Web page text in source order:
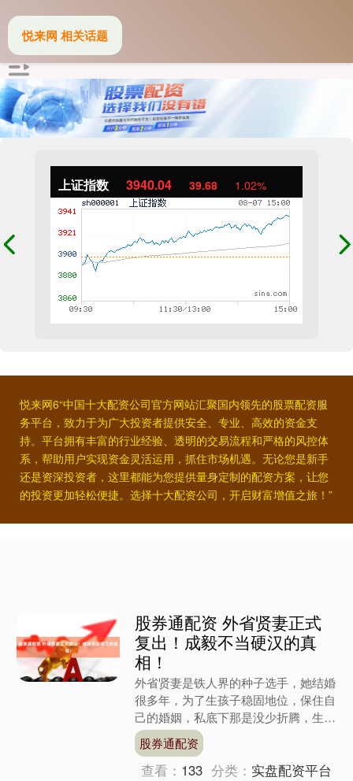
上证指数 3940.04 39.68 1.02%
悦来网6“中国十大配资公司官方网站汇聚国内领先的股票配资服
务平台，致力于为广大投资者提供安全、专业、高效的资金支
持。平台拥有丰富的行业经验、透明的交易流程和严格的风控体
系，帮助用户实现资金灵活运用，抓住市场机遇。无论您是新手
还是资深投资者，这里都能为您提供量身定制的配资方案，让您
的投资更加轻松便捷。选择十大配资公司，开启财富增值之旅！”
悦来网 相关话题
股券通配资 外省贤妻正式
复出！成毅不当硬汉的真
相！
外省贤妻是铁人界的种子选手，她结婚
很多年，为了生孩子稳固地位，保住自
己的婚姻，私底下那是没少折腾，生吞
青蛙的肉、吃蛇皮、吃凉拌蚯蚓……各
种各样的奇葩民间偏方她都....
股券通配资
查看： 133 分类： 实盘配资平台